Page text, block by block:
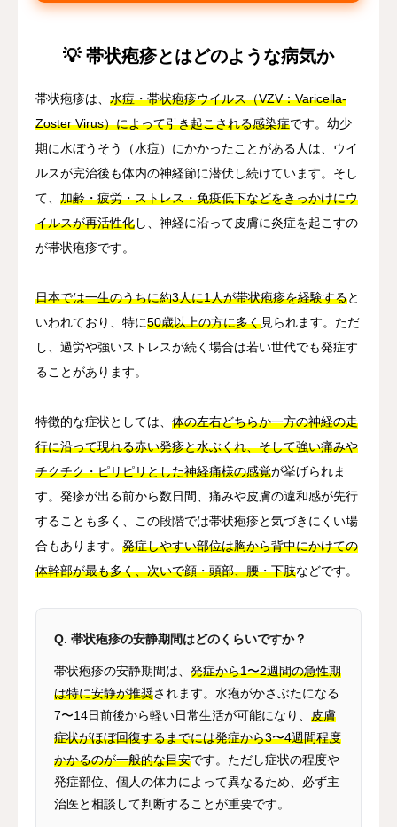
💡 帯状疱疹とはどのような病気か
帯状疱疹は、 水痘・帯状疱疹ウイルス（VZV：Varicella-
Zoster Virus）によって引き起こされる感染症です。幼少
期に水ぼうそう（水痘）にかかったことがある人は、ウイ
ルスが完治後も体内の神経節に潜伏し続けています。そし
て、 加齢・疲労・ストレス・免疫低下などをきっかけにウ
イルスが再活性化し、神経に沿って皮膚に炎症を起こすの
が帯状疱疹です。
日本では一生のうちに約3人に1人が帯状疱疹を経験すると
いわれており、特に50歳以上の方に多く見られます。ただ
し、過労や強いストレスが続く場合は若い世代でも発症す
ることがあります。
特徴的な症状としては、 体の左右どちらか一方の神経の走
行に沿って現れる赤い発疹と水ぶくれ、そして強い痛みや
チクチク・ピリピリとした神経痛様の感覚が挙げられま
す。発疹が出る前から数日間、痛みや皮膚の違和感が先行
することも多く、この段階では帯状疱疹と気づきにくい場
合もあります。 発症しやすい部位は胸から背中にかけての
体幹部が最も多く、次いで顔・頭部、腰・下肢などです。
Q. 帯状疱疹の安静期間はどのくらいですか？
帯状疱疹の安静期間は、 発症から1〜2週間の急性期
は特に安静が推奨されます。水疱がかさぶたになる
7〜14日前後から軽い日常生活が可能になり、 皮膚
症状がほぼ回復するまでには発症から3〜4週間程度
かかるのが一般的な目安です。ただし症状の程度や
発症部位、個人の体力によって異なるため、必ず主
治医と相談して判断することが重要です。